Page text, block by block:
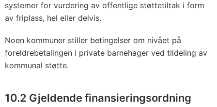
systemer for vurdering av offentlige støttetiltak i form
av friplass, hel eller delvis.
Noen kommuner stiller betingelser om nivået på
foreldrebetalingen i private barnehager ved tildeling av
kommunal støtte.
10.2 Gjeldende finansieringsordning